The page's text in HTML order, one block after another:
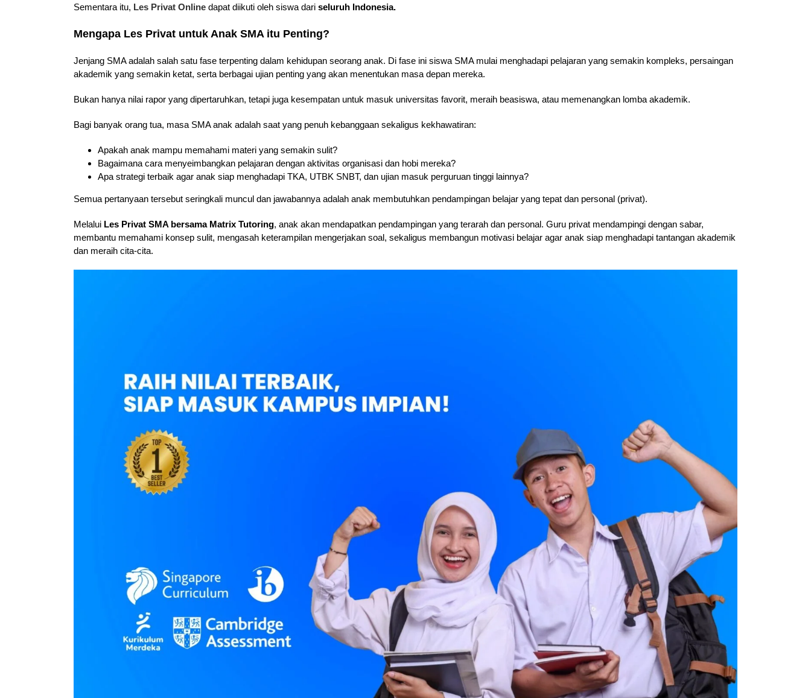
Sementara itu, Les Privat Onlinedapat diikuti oleh siswa dari seluruh Indonesia.
Mengapa Les Privat untuk Anak SMA itu Penting?
Jenjang SMA adalah salah satu fase terpenting dalam kehidupan seorang anak. Di fase ini siswa SMA mulai menghadapi pelajaran yang semakin kompleks, persaingan
akademik yang semakin ketat, serta berbagai ujian penting yang akan menentukan masa depan mereka.
Bukan hanya nilai rapor yang dipertaruhkan, tetapi juga kesempatan untuk masuk universitas favorit, meraih beasiswa, atau memenangkan lomba akademik.
Bagi banyak orang tua, masa SMA anak adalah saat yang penuh kebanggaan sekaligus kekhawatiran:
Apakah anak mampu memahami materi yang semakin sulit?
Bagaimana cara menyeimbangkan pelajaran dengan aktivitas organisasi dan hobi mereka?
Apa strategi terbaik agar anak siap menghadapi TKA, UTBK SNBT, dan ujian masuk perguruan tinggi lainnya?
Semua pertanyaan tersebut seringkali muncul dan jawabannya adalah anak membutuhkan pendampingan belajar yang tepat dan personal (privat).
Melalui Les Privat SMA bersama Matrix Tutoring, anak akan mendapatkan pendampingan yang terarah dan personal. Guru privat mendampingi dengan sabar,
membantu memahami konsep sulit, mengasah keterampilan mengerjakan soal, sekaligus membangun motivasi belajar agar anak siap menghadapi tantangan akademik
dan meraih cita-cita.